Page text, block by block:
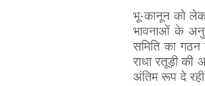
भू-कानून को
भावनाओं के
समिति का
राधा रतूड़ी
अंतिम रूप दे